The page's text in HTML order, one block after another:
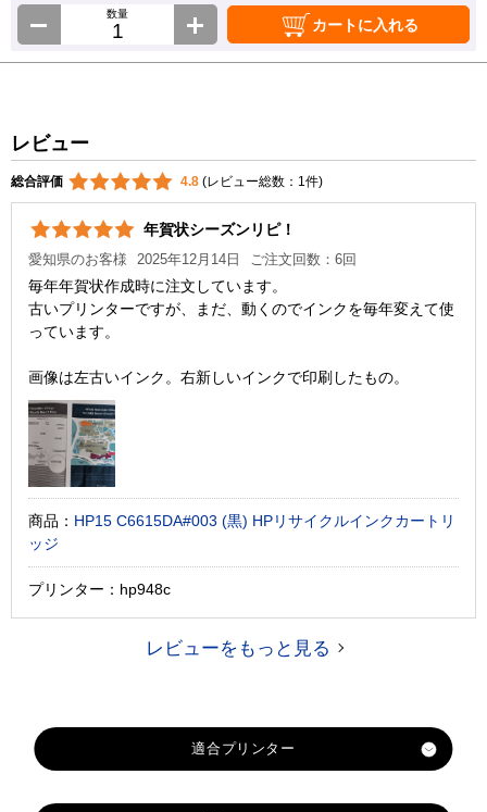
数量
カートに入れる
レビュー
総合評価 4.8 (レビュー総数：1件)
年賀状シーズンリピ！
愛知県のお客様 2025年12月14日 ご注文回数：6回
毎年年賀状作成時に注文しています。
古いプリンターですが、まだ、動くのでインクを毎年変えて使
っています。
画像は左古いインク。右新しいインクで印刷したもの。
商品： HP15 C6615DA#003 (黒) HPリサイクルインクカートリ
ッジ
プリンター：hp948c
レビューをもっと見る